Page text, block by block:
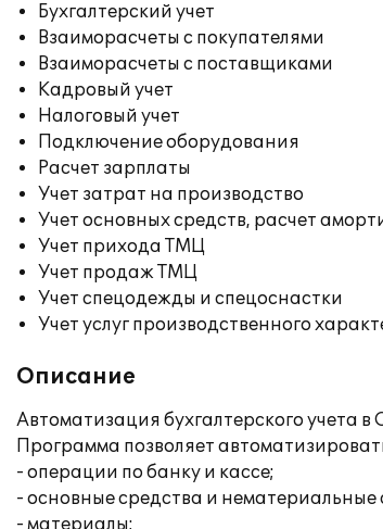
Бухгалтерский учет
Взаиморасчеты с покупателями
Взаиморасчеты с поставщиками
Кадровый учет
Налоговый учет
Подключение оборудования
Расчет зарплаты
Учет затрат на производство
Учет основных средств, расчет
Учет прихода ТМЦ
Учет продаж ТМЦ
Учет спецодежды и спецоснастки
Учет услуг производственного
Описание
Автоматизация бухгалтерского
Программа позволяет
- операции по банку и кассе;
- основные средства и нематериальные
- материалы;